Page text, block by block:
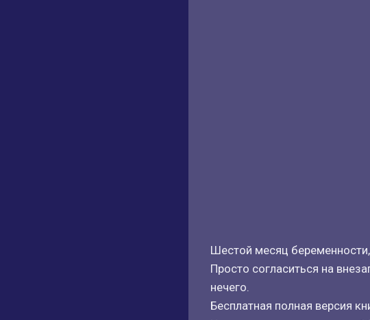
Шестой месяц
Просто согласиться на
нечего.
Бесплатная полная версия